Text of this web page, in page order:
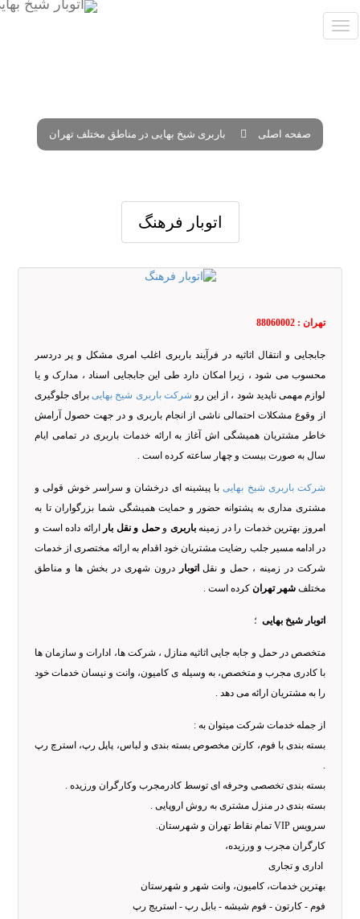
صفحه اصلی باربری شیخ بهایی در مناطق مختلف تهران
اتوبار فرهنگ
تهران : 88060002
جابجایی و انتقال اثاثیه در فرآیند باربری اغلب امری مشکل و پر دردسر
محسوب می شود ، زیرا امکان دارد طی این جابجایی اسناد ، مدارک و یا
لوازم مهمی ناپدید شود ، از این رو شرکت باربری شیخ بهاییبرای جلوگیری
از وقوع مشکلات احتمالی ناشی از انجام باربری و در جهت حصول آرامش
خاطر مشتریان همیشگی اش آغاز به ارائه خدمات باربری در تمامی ایام
سال به صورت بیست و چهار ساعته کرده است .
شرکت باربری شیخ بهاییبا پیشینه ای درخشان و سراسر خوش قولی و
مشتری مداری به پشتوانه حضور و حمایت همیشگی شما بزرگواران تا به
امروز بهترین خدمات را در زمینهباربری وحمل و نقل بار ارائه داده است و
در ادامه مسیر جلب رضایت مشتریان خود اقدام به ارائه مختصری از خدمات
شرکت در زمینه ، حمل و نقلاتوبار درون شهری در بخش ها و مناطق
مختلف شهر تهران کرده است .
اتوبار شیخ بهایی ؛
متخصص در حمل و جابه جایی اثاثیه منازل ، شرکت ها، ادارات و سازمان ها
با کادری مجرب و متخصص، به وسیله ی کامیون، وانت و نیسان خدمات خود
را به مشتریان ارائه می دهد .
از جمله خدمات شرکت میتوان به :
بسته بندی با فوم، کارتن مخصوص بسته بندی و لباس، پاپل رپ، استرچ رپ
بسته بندی تخصصی وحرفه ای توسط کادرمجرب وکارگران ورزیده .
بسته بندی در منزل مشتری به روش اروپایی .
سرویس VIP تمام نقاط تهران و شهرستان.
کارگران مجرب و ورزیده،
اداری و تجاری
بهترین خدمات، کامیون، وانت شهر و شهرستان
فوم - کارتون - فوم شیشه - بابل رپ - استریج رپ